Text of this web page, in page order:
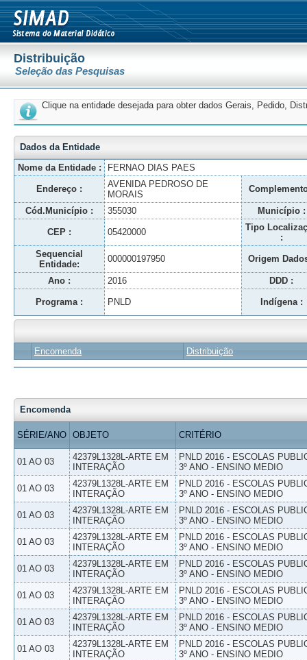
Distribuição
Seleção das Pesquisas
Clique na entidade desejada para obter dados Gerais, Pedido,
Dados da Entidade
Nome da Entidade :
FERNAO DIAS PAES
Endereço :
AVENIDA PEDROSO DE
MORAIS
Cód.Município : 355030 Município :
CEP : 05420000
Tipo
:
Sequencial
Entidade:
000000197950 Origem
Ano : 2016 DDD :
Programa : PNLD Indígena :
Encomenda Distribuição
Encomenda
SÉRIE/ANO OBJETO CRITÉRIO
01 AO 03
42379L1328L-ARTE EM
INTERAÇÃO
PNLD 2016 - ESCOLAS
3º ANO - ENSINO MEDIO
01 AO 03
42379L1328L-ARTE EM
INTERAÇÃO
PNLD 2016 - ESCOLAS
3º ANO - ENSINO MEDIO
01 AO 03
42379L1328L-ARTE EM
INTERAÇÃO
PNLD 2016 - ESCOLAS
3º ANO - ENSINO MEDIO
01 AO 03
42379L1328L-ARTE EM
INTERAÇÃO
PNLD 2016 - ESCOLAS
3º ANO - ENSINO MEDIO
01 AO 03
42379L1328L-ARTE EM
INTERAÇÃO
PNLD 2016 - ESCOLAS
3º ANO - ENSINO MEDIO
01 AO 03
42379L1328L-ARTE EM
INTERAÇÃO
PNLD 2016 - ESCOLAS
3º ANO - ENSINO MEDIO
01 AO 03
42379L1328L-ARTE EM
INTERAÇÃO
PNLD 2016 - ESCOLAS
3º ANO - ENSINO MEDIO
01 AO 03
42379L1328L-ARTE EM
INTERAÇÃO
PNLD 2016 - ESCOLAS
3º ANO - ENSINO MEDIO